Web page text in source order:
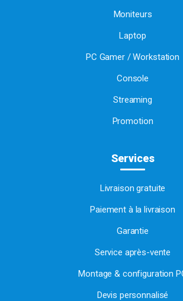
Moniteurs
Laptop
PC Gamer / Workstation
Console
Streaming
Promotion
Services
Livraison gratuite
Paiement à la livraison
Garantie
Service après-vente
Montage & configuration
Devis personnalisé